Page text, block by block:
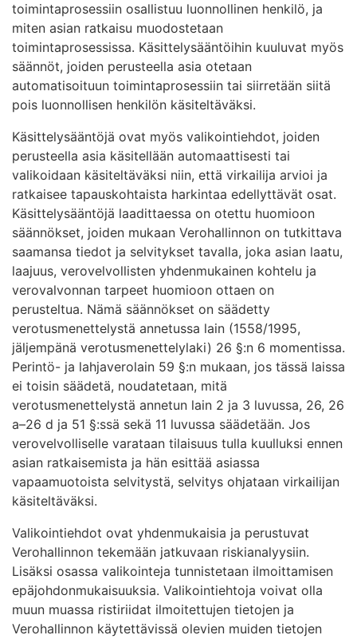
toimintaprosessiin osallistuu luonnollinen henkilö, ja
miten asian ratkaisu muodostetaan
toimintaprosessissa. Käsittelysääntöihin kuuluvat myös
säännöt, joiden perusteella asia otetaan
automatisoituun toimintaprosessiin tai siirretään siitä
pois luonnollisen henkilön käsiteltäväksi.
Käsittelysääntöjä ovat myös valikointiehdot, joiden
perusteella asia käsitellään automaattisesti tai
valikoidaan käsiteltäväksi niin, että virkailija arvioi ja
ratkaisee tapauskohtaista harkintaa edellyttävät osat.
Käsittelysääntöjä laadittaessa on otettu huomioon
säännökset, joiden mukaan Verohallinnon on tutkittava
saamansa tiedot ja selvitykset tavalla, joka asian laatu,
laajuus, verovelvollisten yhdenmukainen kohtelu ja
verovalvonnan tarpeet huomioon ottaen on
perusteltua. Nämä säännökset on säädetty
verotusmenettelystä annetussa lain (1558/1995,
jäljempänä verotusmenettelylaki) 26 §:n 6 momentissa.
Perintö- ja lahjaverolain 59 §:n mukaan, jos tässä laissa
ei toisin säädetä, noudatetaan, mitä
verotusmenettelystä annetun lain 2 ja 3 luvussa, 26, 26
a–26 d ja 51 §:ssä sekä 11 luvussa säädetään. Jos
verovelvolliselle varataan tilaisuus tulla kuulluksi ennen
asian ratkaisemista ja hän esittää asiassa
vapaamuotoista selvitystä, selvitys ohjataan virkailijan
käsiteltäväksi.
Valikointiehdot ovat yhdenmukaisia ja perustuvat
Verohallinnon tekemään jatkuvaan riskianalyysiin.
Lisäksi osassa valikointeja tunnistetaan ilmoittamisen
epäjohdonmukaisuuksia. Valikointiehtoja voivat olla
muun muassa ristiriidat ilmoitettujen tietojen ja
Verohallinnon käytettävissä olevien muiden tietojen